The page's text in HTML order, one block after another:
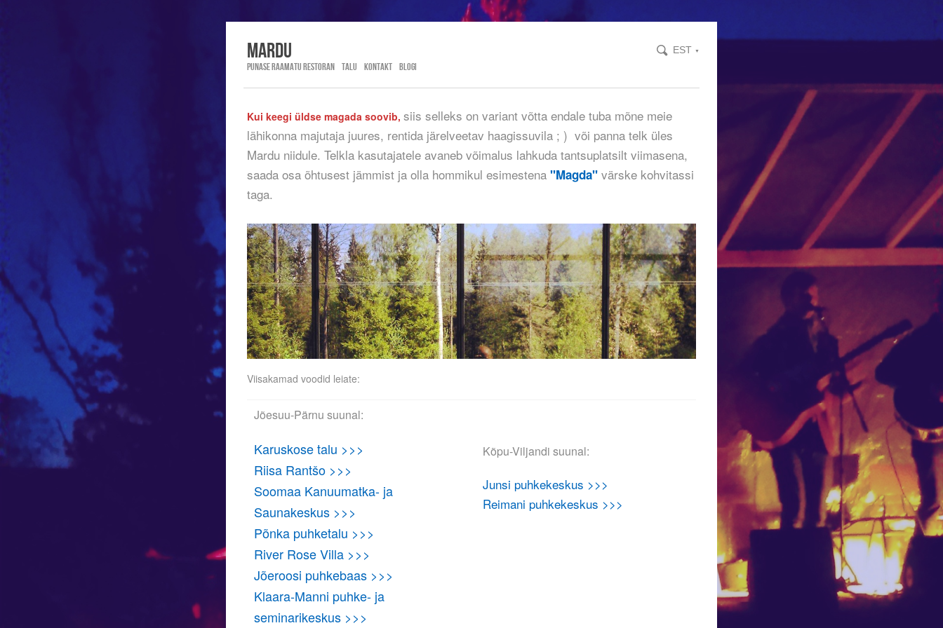
EST ▼
mardu
Punase Raamatu Restoran Talu Kontakt Blogi
Kui keegi üldse magada soovib, siis selleks on variant võtta endale tuba mõne meie
lähikonna majutaja juures, rentida järelveetav haagissuvila ; ) või panna telk üles
Mardu niidule. Telkla kasutajatele avaneb võimalus lahkuda tantsuplatsilt viimasena,
saada osa õhtusest jämmist ja olla hommikul esimestena "Magda" värske kohvitassi
taga.
Viisakamad voodid leiate:
Jõesuu-Pärnu suunal:
Karuskose talu >>>
Riisa Rantšo >>>
Soomaa Kanuumatka- ja
Saunakeskus >>>
Põnka puhketalu >>>
River Rose Villa >>>
Jõeroosi puhkebaas >>>
Klaara-Manni puhke- ja
seminarikeskus >>>
Kõpu-Viljandi suunal:
Junsi puhkekeskus >>>
Reimani puhkekeskus >>>